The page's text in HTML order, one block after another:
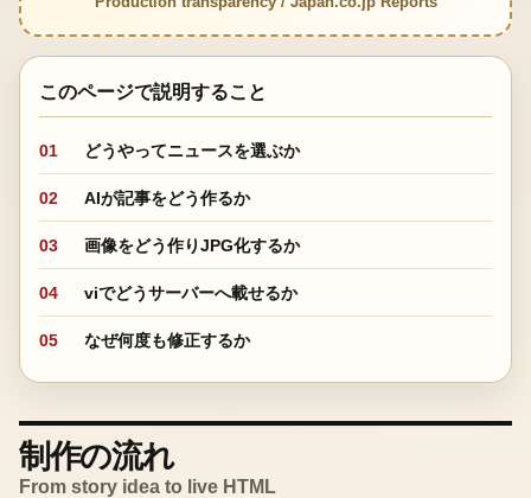
このページで説明すること
01 どうやってニュースを選ぶか
02 AIが記事をどう作るか
03 画像をどう作りJPG化するか
04 viでどうサーバーへ載せるか
05 なぜ何度も修正するか
制作の流れ
From story idea to live HTML